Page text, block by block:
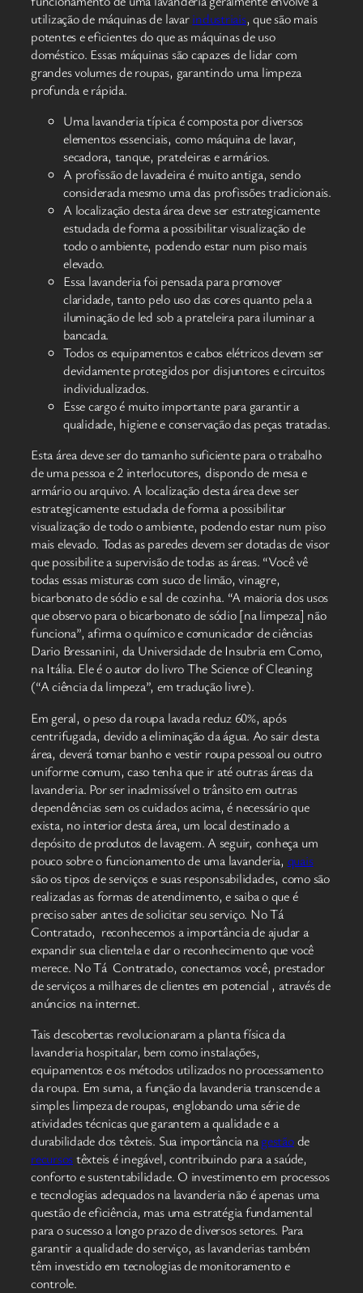
utilização de máquinas de lavarindustriais, que são mais
potentes e eficientes do que as máquinas de uso
doméstico. Essas máquinas são capazes de lidar com
grandes volumes de roupas, garantindo uma limpeza
profunda e rápida.
Uma lavanderia típica é composta por diversos
elementos essenciais, como máquina de lavar,
secadora, tanque, prateleiras e armários.
A profissão de lavadeira é muito antiga, sendo
considerada mesmo uma das profissões tradicionais.
A localização desta área deve ser estrategicamente
estudada de forma a possibilitar visualização de
todo o ambiente, podendo estar num piso mais
elevado.
Essa lavanderia foi pensada para promover
claridade, tanto pelo uso das cores quanto pela a
iluminação de led sob a prateleira para iluminar a
bancada.
Todos os equipamentos e cabos elétricos devem ser
devidamente protegidos por disjuntores e circuitos
individualizados.
Esse cargo é muito importante para garantir a
qualidade, higiene e conservação das peças tratadas.
Esta área deve ser do tamanho suficiente para o trabalho
de uma pessoa e 2 interlocutores, dispondo de mesa e
armário ou arquivo. A localização desta área deve ser
estrategicamente estudada de forma a possibilitar
visualização de todo o ambiente, podendo estar num piso
mais elevado. Todas as paredes devem ser dotadas de visor
que possibilite a supervisão de todas as áreas. “Você vê
todas essas misturas com suco de limão, vinagre,
bicarbonato de sódio e sal de cozinha. “A maioria dos usos
que observo para o bicarbonato de sódio [na limpeza] não
funciona”, afirma o químico e comunicador de ciências
Dario Bressanini, da Universidade de Insubria em Como,
na Itália. Ele é o autor do livro The Science of Cleaning
(“A ciência da limpeza”, em tradução livre).
Em geral, o peso da roupa lavada reduz 60%, após
centrifugada, devido a eliminação da água. Ao sair desta
área, deverá tomar banho e vestir roupa pessoal ou outro
uniforme comum, caso tenha que ir até outras áreas da
lavanderia. Por ser inadmissível o trânsito em outras
dependências sem os cuidados acima, é necessário que
exista, no interior desta área, um local destinado a
depósito de produtos de lavagem. A seguir, conheça um
pouco sobre o funcionamento de uma lavanderia, quais
são os tipos de serviços e suas responsabilidades, como são
realizadas as formas de atendimento, e saiba o que é
preciso saber antes de solicitar seu serviço. No Tá
Contratado, reconhecemos a importância de ajudar a
expandir sua clientela e dar o reconhecimento que você
merece. No Tá Contratado, conectamos você, prestador
de serviços a milhares de clientes em potencial , através de
anúncios na internet.
Tais descobertas revolucionaram a planta física da
lavanderia hospitalar, bem como instalações,
equipamentos e os métodos utilizados no processamento
da roupa. Em suma, a função da lavanderia transcende a
simples limpeza de roupas, englobando uma série de
atividades técnicas que garantem a qualidade e a
durabilidade dos têxteis. Sua importância nagestãode
recursostêxteis é inegável, contribuindo para a saúde,
conforto e sustentabilidade. O investimento em processos
e tecnologias adequados na lavanderia não é apenas uma
questão de eficiência, mas uma estratégia fundamental
para o sucesso a longo prazo de diversos setores. Para
garantir a qualidade do serviço, as lavanderias também
têm investido em tecnologias de monitoramento e
controle.